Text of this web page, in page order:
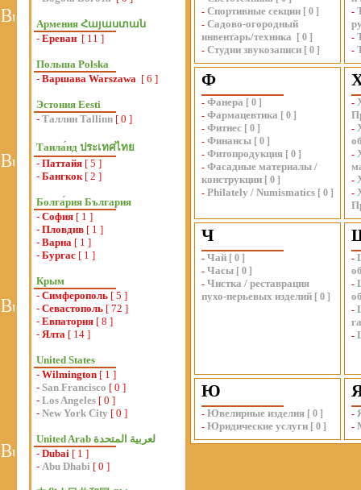
Армения Հայաստան
- Ереван [ 11 ]
Польша Polska
- Варшава Warszawa [ 6 ]
Эстония Eesti
- Таллин Tallinn [ 0 ]
Таила́нд ประเทศไทย
- Паттайя [ 5 ]
- Бангкок[ 2 ]
Болга́рия България
- София [ 1 ]
- Пловдив [ 1 ]
- Варна [ 1 ]
- Бургас [ 1 ]
Крым
- Симферополь [ 5 ]
- Севастополь [ 72 ]
- Евпатория [ 8 ]
- Ялта [ 14 ]
United States
- Wilmington [ 1 ]
- San Francisco [ 0 ]
- Los Angeles [ 0 ]
- New York City [ 0 ]
- Dubai [ 1 ]
- Abu Dhabi [ 0 ]
- Спортивные секции [ 0 ]
- Садово-огородный
инвентарь/техника
[ 0 ]
- Студии звукозаписи [ 0 ]
-
-
-
Ф
- Фанера [ 0 ]
- Фармацевтика [ 0 ]
- Фитнес [ 0 ]
- Финансы [ 0 ]
- Фитопродукция [ 0 ]
- Фасадные материалы /
конструкции [ 0 ]
- Philately / Numismatics [ 0 ]
-
-
-
-
-
Ч
- Чай [ 0 ]
- Часы [ 0 ]
- Чистка / реставрация
пухо-перьевых изделий [ 0 ]
-
-
-
-
Ю
- Ювелирные изделия [ 0 ]
- Юридические услуги [ 0 ]
-
-